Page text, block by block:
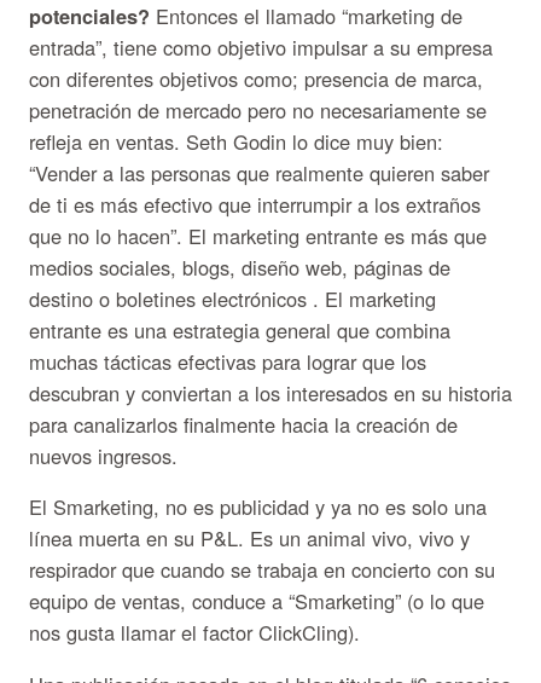
potenciales? Entonces el llamado “marketing de
entrada”, tiene como objetivo impulsar a su empresa
con diferentes objetivos como; presencia de marca,
penetración de mercado pero no necesariamente se
refleja en ventas. Seth Godin lo dice muy bien:
“Vender a las personas que realmente quieren saber
de ti es más efectivo que interrumpir a los extraños
que no lo hacen”. El marketing entrante es más que
medios sociales, blogs, diseño web, páginas de
destino o boletines electrónicos . El marketing
entrante es una estrategia general que combina
muchas tácticas efectivas para lograr que los
descubran y conviertan a los interesados ​​en su historia
para canalizarlos finalmente hacia la creación de
nuevos ingresos.
El Smarketing, no es publicidad y ya no es solo una
línea muerta en su P&L. Es un animal vivo, vivo y
respirador que cuando se trabaja en concierto con su
equipo de ventas, conduce a “Smarketing” (o lo que
nos gusta llamar el factor ClickCling).